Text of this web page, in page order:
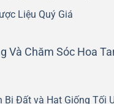
Liệu Quý Giá
Và Chăm Sóc Hoa
Bị Đất và Hạt Giống Tối